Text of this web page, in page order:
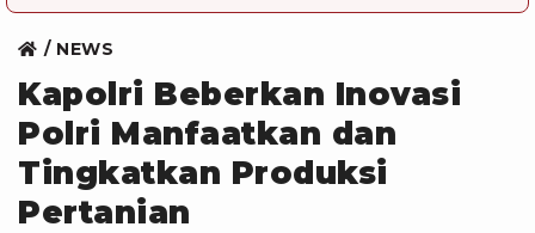
NEWS
Kapolri Beberkan Inovasi
Polri Manfaatkan dan
Tingkatkan Produksi
Pertanian